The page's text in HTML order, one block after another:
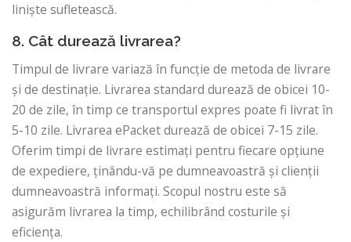
liniște sufletească.
8. Cât durează livrarea?
Timpul de livrare variază în funcție de metoda de livrare
și de destinație. Livrarea standard durează de obicei 10-
20 de zile, în timp ce transportul expres poate fi livrat în
5-10 zile. Livrarea ePacket durează de obicei 7-15 zile.
Oferim timpi de livrare estimați pentru fiecare opțiune
de expediere, ținându-vă pe dumneavoastră și clienții
dumneavoastră informați. Scopul nostru este să
asigurăm livrarea la timp, echilibrând costurile și
eficiența.